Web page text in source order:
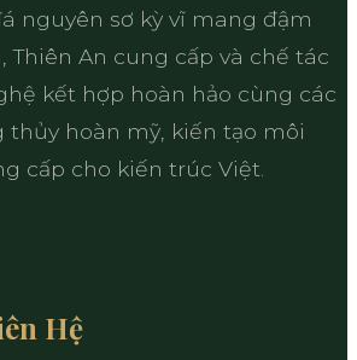
nguyên sơ kỳ vĩ mang đậm
Thiên An cung cấp và chế tác
kết hợp hoàn hảo cùng các
thủy hoàn mỹ, kiến tạo môi
cấp cho kiến trúc Việt.
Hệ